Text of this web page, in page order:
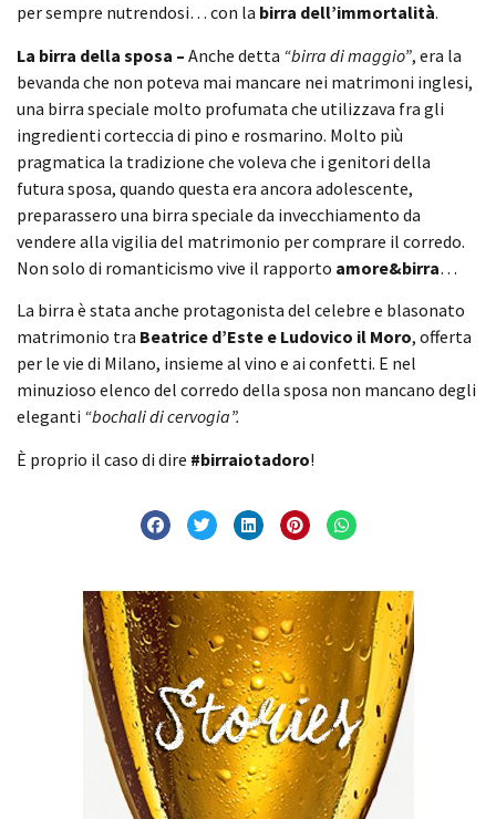
per sempre nutrendosi… con la birra dell’immortalità.
La birra della sposa – Anche detta “birra di maggio”, era la
bevanda che non poteva mai mancare nei matrimoni inglesi,
una birra speciale molto profumata che utilizzava fra gli
ingredienti corteccia di pino e rosmarino. Molto più
pragmatica la tradizione che voleva che i genitori della
futura sposa, quando questa era ancora adolescente,
preparassero una birra speciale da invecchiamento da
vendere alla vigilia del matrimonio per comprare il corredo.
Non solo di romanticismo vive il rapporto amore&birra…
La birra è stata anche protagonista del celebre e blasonato
matrimonio tra Beatrice d’Este e Ludovico il Moro, offerta
per le vie di Milano, insieme al vino e ai confetti. E nel
minuzioso elenco del corredo della sposa non mancano degli
eleganti “bochali di cervogia”.
È proprio il caso di dire #birraiotadoro!